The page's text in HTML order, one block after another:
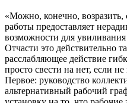
«Можно, конечно, возразить,
работы предоставляет
возможности для
Отчасти это действительно
расслабляющее действие
просто свести на нет, если
Первое: руководство
альтернативный рабочий